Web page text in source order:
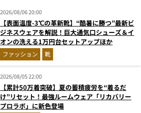
2026/08/06 20:00
【表面温度-3℃の革新靴】“酷暑に勝つ”最新ビ
ジネスウェアを解説！巨大通気口シューズ＆イ
オンの洗える1万円台セットアップほか
ファッション 靴
2026/08/05 22:00
【累計50万着突破】夏の蓄積疲労を“着るだ
け”リセット！最強ルームウェア「リカバリー
プロラボ」に新色登場